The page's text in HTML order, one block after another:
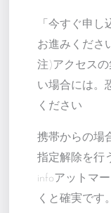
「今すぐ申
お進みくださ
注)アクセス
い場合には。
ください
携帯からの場
指定解除を行
infoアットマ
くと確実です